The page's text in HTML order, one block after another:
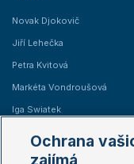
Novak Djokovič
Jiří Lehečka
Petra Kvitová
Markéta Vondroušová
Iga Swiatek
Žebříčky
Ochrana
zajímá